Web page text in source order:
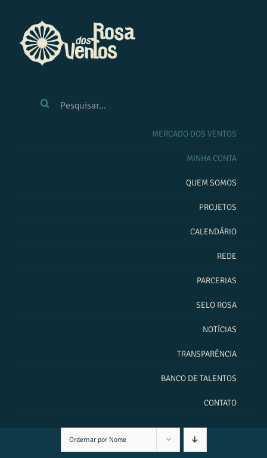
conteúdo
RESULTADOS
MERCADO DOS VENTOS
MINHA CONTA
QUEM SOMOS
PROJETOS
CALENDÁRIO
REDE
PARCERIAS
SELO ROSA
NOTÍCIAS
TRANSPARÊNCIA
BANCO DE TALENTOS
CONTATO
Ordernar por Nome